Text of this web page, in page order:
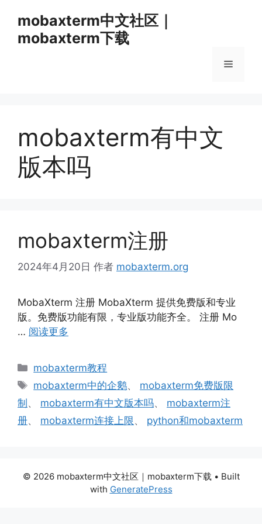
mobaxterm中文社区｜
mobaxterm下载
菜
mobaxterm有中文
版本吗
mobaxterm注册
2024年4月20日 作者 mobaxterm.org
MobaXterm 注册 MobaXterm 提供免费版和专业
版。免费版功能有限，专业版功能齐全。 注册 Mo
… 阅读更多
分
mobaxterm教程
标
mobaxterm中的企鹅、 mobaxterm免费版限
制、 mobaxterm有中文版本吗、 mobaxterm注
册、 mobaxterm连接上限 、 python和mobaxterm
© 2026 mobaxterm中文社区｜mobaxterm下载 • Built
with GeneratePress